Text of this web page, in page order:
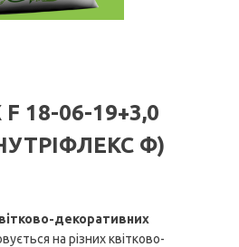
F 18-06-19+3,0
Ф)
декоративних
на різних квітково-